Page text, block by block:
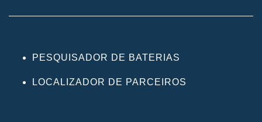
PESQUISADOR DE BATERIAS
LOCALIZADOR DE PARCEIROS